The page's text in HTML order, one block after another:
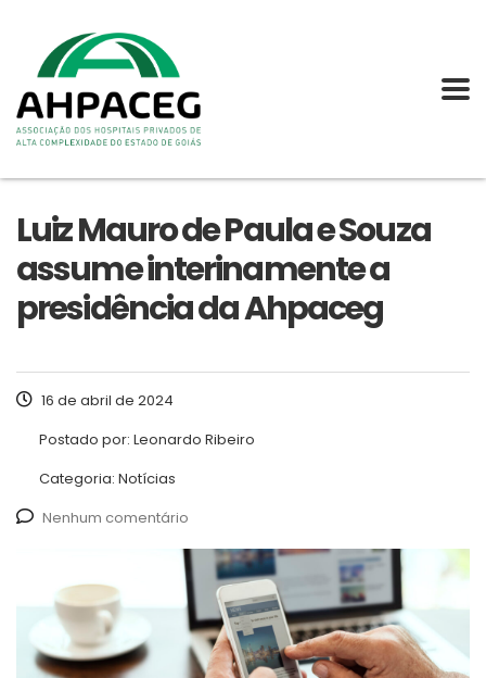
Luiz Mauro de Paula e Souza
assume interinamente a
presidência da Ahpaceg
16 de abril de 2024
Postado por: Leonardo Ribeiro
Categoria: Notícias
Nenhum comentário